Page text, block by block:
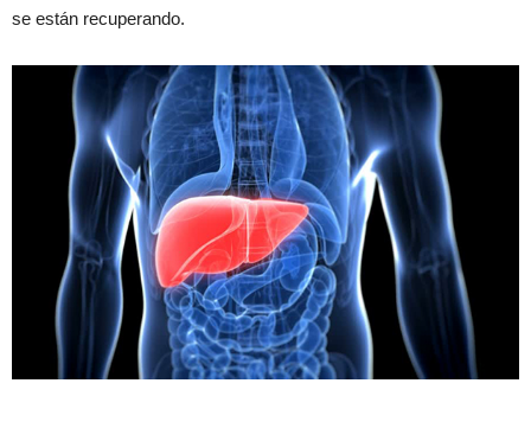
se están recuperando.